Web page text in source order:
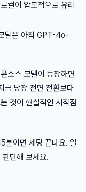
컬이 압도적으로 유리
달은 아직 GPT-4o-
소스 모델이 등장하면
금 당장 전면 전환보다
것이 현실적인 시작점
분이면 세팅 끝나요. 일
단해 보세요.